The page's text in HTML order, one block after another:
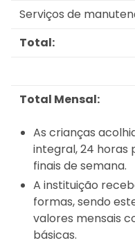
Serviços de
Total:
Total Mensal:
As crianças
integral, 24 horas
finais de semana.
A instituição
formas, sendo
valores mensais
básicas.